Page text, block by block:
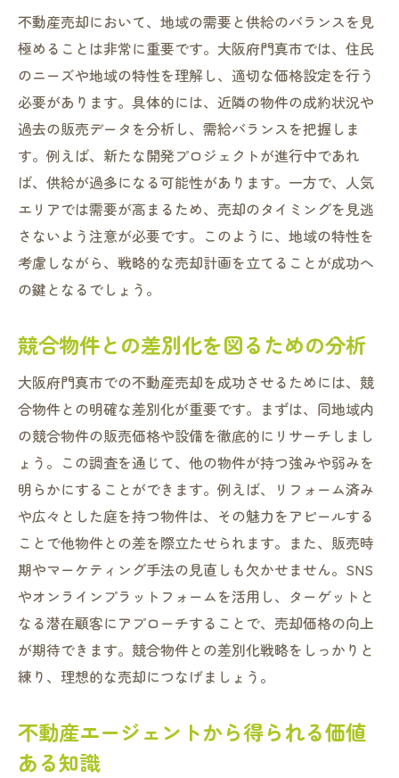
不動産売却において、地域の需要と供給のバランスを見
極めることは非常に重要です。大阪府門真市では、住民
のニーズや地域の特性を理解し、適切な価格設定を行う
必要があります。具体的には、近隣の物件の成約状況や
過去の販売データを分析し、需給バランスを把握しま
す。例えば、新たな開発プロジェクトが進行中であれ
ば、供給が過多になる可能性があります。一方で、人気
エリアでは需要が高まるため、売却のタイミングを見逃
さないよう注意が必要です。このように、地域の特性を
考慮しながら、戦略的な売却計画を立てることが成功へ
の鍵となるでしょう。
競合物件との差別化を図るための分析
大阪府門真市での不動産売却を成功させるためには、競
合物件との明確な差別化が重要です。まずは、同地域内
の競合物件の販売価格や設備を徹底的にリサーチしまし
ょう。この調査を通じて、他の物件が持つ強みや弱みを
明らかにすることができます。例えば、リフォーム済み
や広々とした庭を持つ物件は、その魅力をアピールする
ことで他物件との差を際立たせられます。また、販売時
期やマーケティング手法の見直しも欠かせません。SNS
やオンラインプラットフォームを活用し、ターゲットと
なる潜在顧客にアプローチすることで、売却価格の向上
が期待できます。競合物件との差別化戦略をしっかりと
練り、理想的な売却につなげましょう。
不動産エージェントから得られる価値
ある知識